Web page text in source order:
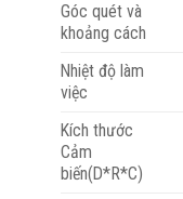
Góc quét và
khoảng cách
Nhiệt độ làm
việc
Kích thước
Cảm
biến(D*R*C)